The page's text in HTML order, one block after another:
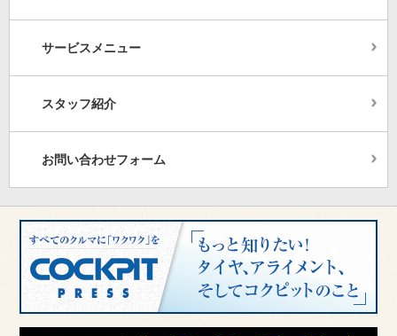
サービスメニュー
スタッフ紹介
お問い合わせフォーム